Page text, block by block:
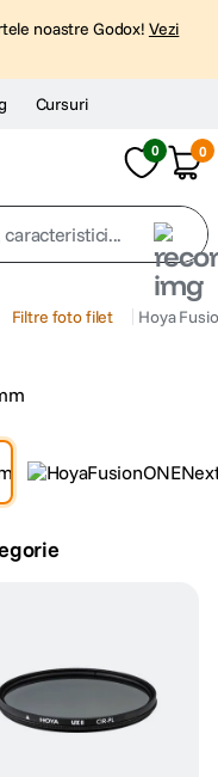
noastre Godox! Vezi
Cursuri
0 0
Filtre foto filet Hoya